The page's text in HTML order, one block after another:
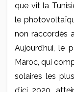
que vit la
le
non raccordés
Aujourd’hui, le
Maroc, qui
solaires les
d’ici 2020,